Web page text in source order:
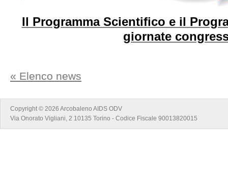
Il Programma Scientifico e il
giornate
« Elenco news
Copyright © 2026 Arcobaleno AIDS ODV
Via Onorato Vigliani, 2 10135 Torino - Codice Fiscale 90013820015